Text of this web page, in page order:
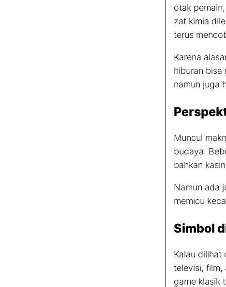
otak
zat kimia
terus
Karena
hiburan bisa
namun juga
Muncul
budaya.
bahkan
Namun ada
memicu
Simbol
Kalau dilihat
televisi, film,
gameklasik